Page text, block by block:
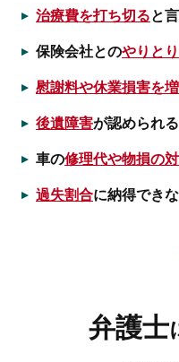
治療費を打ち切ると
保険会社とのやりと
慰謝料や休業損害を
後遺障害が認められ
車の修理代や物損の
過失割合に納得でき
弁護士